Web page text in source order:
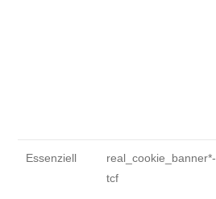
Essenziell
real_cookie_banner*-
tcf